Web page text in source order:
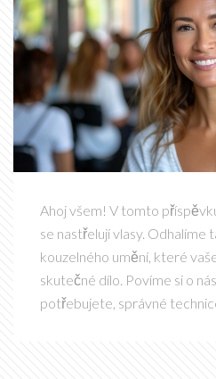
Ahoj všem! V tomto
se nastřelují vlasy. Odhalíme
kouzelného umění, které
skutečné dílo. Povíme si o
potřebujete, správné